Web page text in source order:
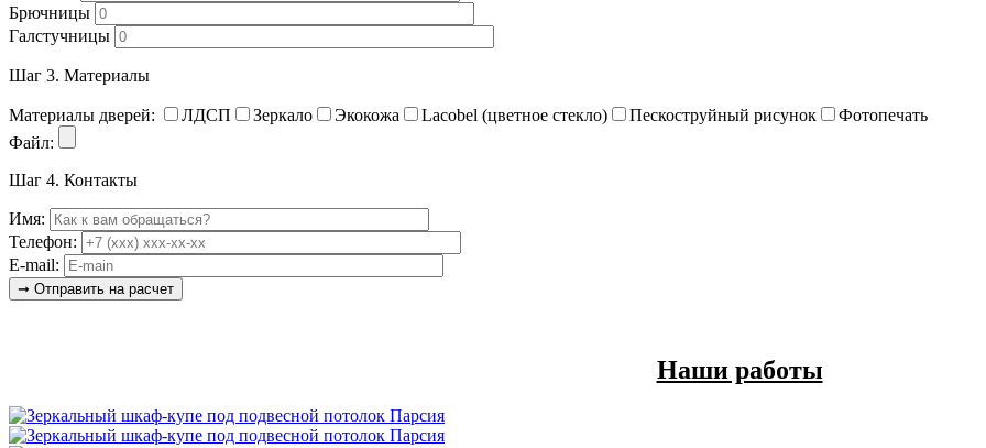
Брючницы
Галстучницы
Шаг 3. Материалы
Материалы дверей: ЛДСП Зеркало Экокожа Lacobel (цветное стекло) Пескоструйный рисунок
Фотопечать
Файл:
Шаг 4. Контакты
Имя:
Телефон:
E-mail:
Наши работы